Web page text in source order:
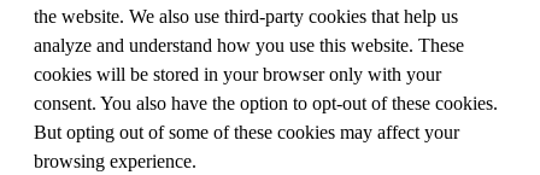
the website. We also use third-party cookies that help us
analyze and understand how you use this website. These
cookies will be stored in your browser only with your
consent. You also have the option to opt-out of these cookies.
But opting out of some of these cookies may affect your
browsing experience.